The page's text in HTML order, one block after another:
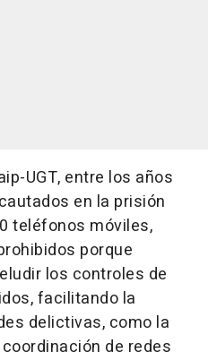
UGT, entre los años
en la prisión
teléfonos móviles,
porque
los controles de
facilitando la
delictivas, como la
de redes